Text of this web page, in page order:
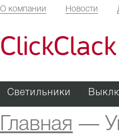
О компании Новости
ClickClack
Светильники
Главная —